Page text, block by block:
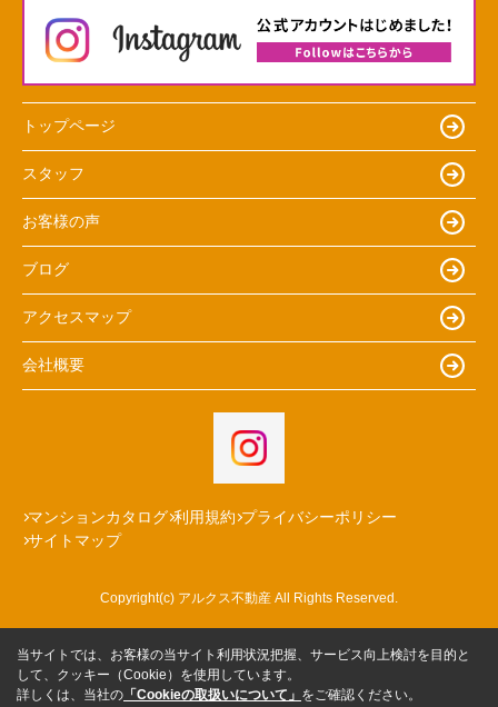
トップページ
スタッフ
お客様の声
ブログ
アクセスマップ
会社概要
マンションカタログ 利用規約 プライバシーポリシー
サイトマップ
Copyright(c) アルクス不動産 All Rights Reserved.
当サイトでは、お客様の当サイト利用状況把握、サービス向上検討を目的と
して、クッキー（Cookie）を使用しています。
詳しくは、当社の 「Cookieの取扱いについて」 をご確認ください。